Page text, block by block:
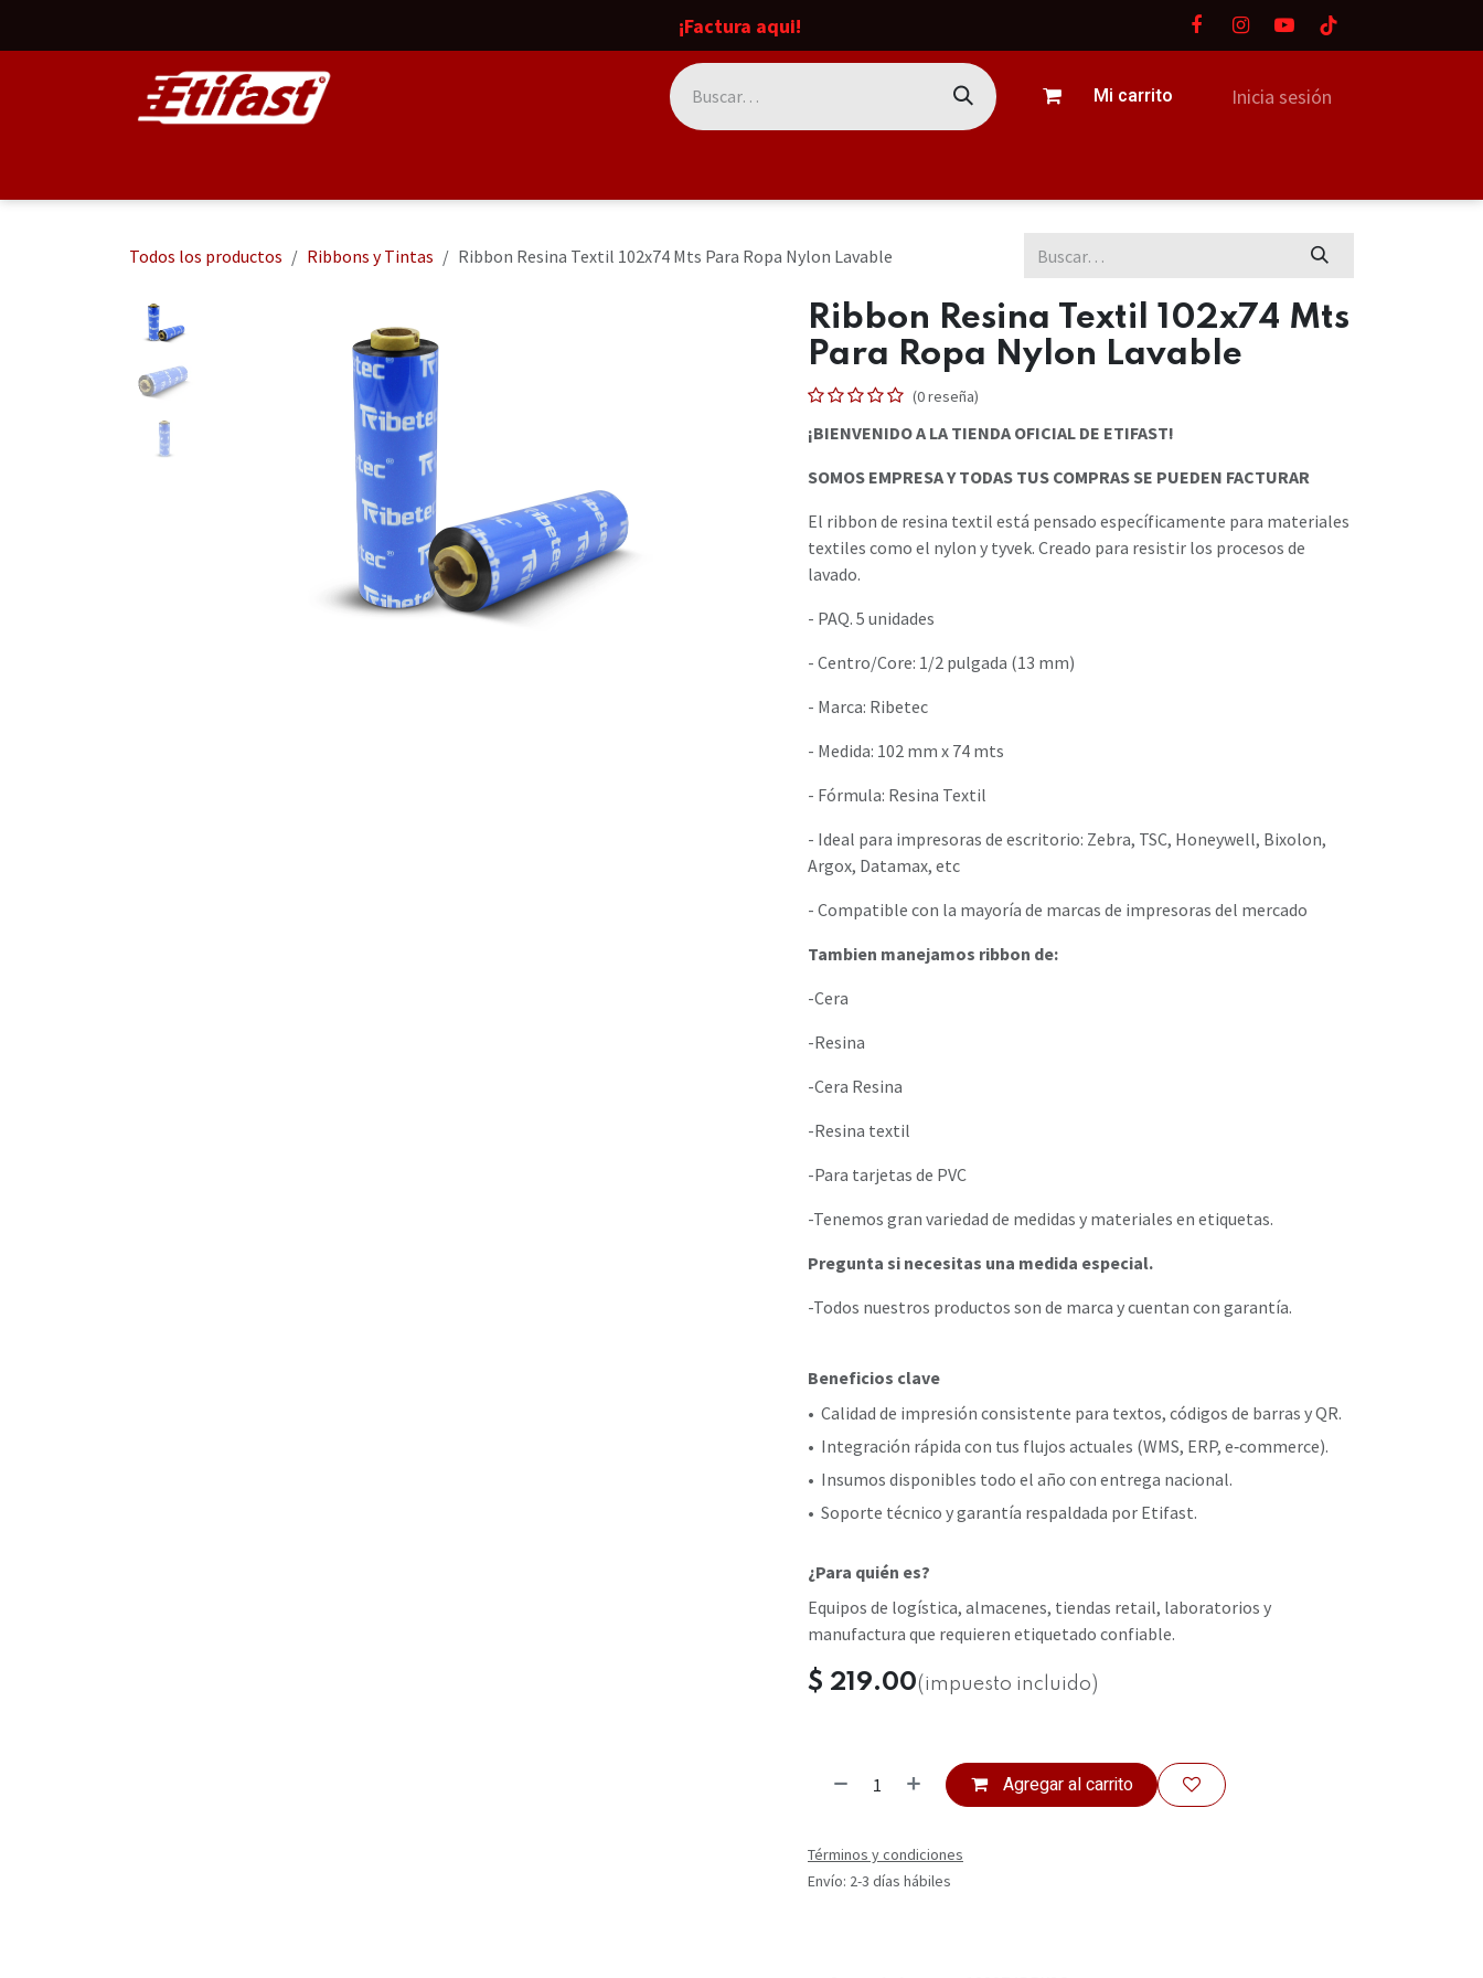
¡Factura aqui!
Mi carrito Inicia sesión
Todos los productos Ribbons y Tintas Ribbon Resina Textil 102x74 Mts Para Ropa Nylon Lavable
Ribbon Resina Textil 102x74 Mts
Para Ropa Nylon Lavable
(0 reseña)
¡BIENVENIDO A LA TIENDA OFICIAL DE ETIFAST!
SOMOS EMPRESA Y TODAS TUS COMPRAS SE PUEDEN FACTURAR
El ribbon de resina textil está pensado específicamente para materiales
textiles como el nylon y tyvek. Creado para resistir los procesos de
lavado.
- PAQ. 5 unidades
- Centro/Core: 1/2 pulgada (13 mm)
- Marca: Ribetec
- Medida: 102 mm x 74 mts
- Fórmula: Resina Textil
- Ideal para impresoras de escritorio: Zebra, TSC, Honeywell, Bixolon,
Argox, Datamax, etc
- Compatible con la mayoría de marcas de impresoras del mercado
Tambien manejamos ribbon de:
-Cera
-Resina
-Cera Resina
-Resina textil
-Para tarjetas de PVC
-Tenemos gran variedad de medidas y materiales en etiquetas.
Pregunta si necesitas una medida especial.
-Todos nuestros productos son de marca y cuentan con garantía.
Beneficios clave
• Calidad de impresión consistente para textos, códigos de barras y QR.
• Integración rápida con tus flujos actuales (WMS, ERP, e‑commerce).
• Insumos disponibles todo el año con entrega nacional.
• Soporte técnico y garantía respaldada por Etifast.
¿Para quién es?
Equipos de logística, almacenes, tiendas retail, laboratorios y
manufactura que requieren etiquetado confiable.
$ 219.00(impuesto incluido)
Agregar al carrito
Términos y condiciones
Envío: 2-3 días hábiles